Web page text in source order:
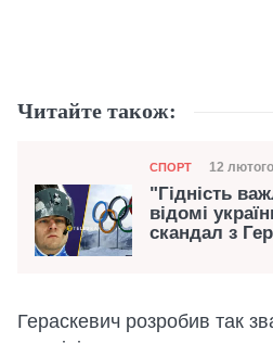
Читайте також:
Категорія
СПОРТ Дата
12
"Гідність
відомі
скандал з
Гераскевич розробив так